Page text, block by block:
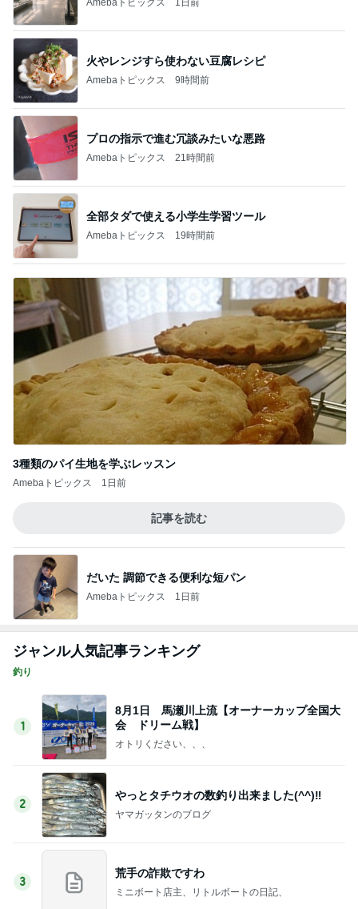
火やレンジすら使わない豆腐レシピ
Amebaトピックス 9時間前
プロの指示で進む冗談みたいな悪路
Amebaトピックス 21時間前
全部タダで使える小学生学習ツール
Amebaトピックス 19時間前
3種類のパイ生地を学ぶレッスン
Amebaトピックス 1日前
記事を読む
だいた 調節できる便利な短パン
Amebaトピックス 1日前
ジャンル人気記事ランキング
釣り
1
8月1日 馬瀬川上流【オーナーカップ全国大
会 ドリーム戦】
オトリください、、、
2
やっとタチウオの数釣り出来ました(^^)‼️
ヤマガッタンのブログ
3
荒手の詐欺ですわ
ミニボート店主、リトルボートの日記、